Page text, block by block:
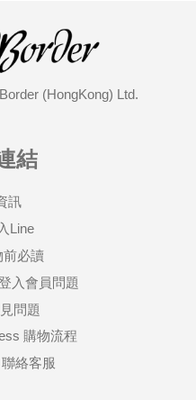
(HongKong) Ltd.
結
訊
Line
前必讀
入會員問題
問題
購物流程
絡客服